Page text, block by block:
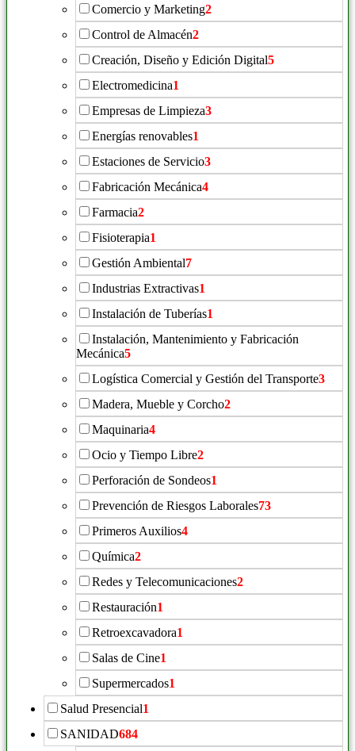
Comercio y Marketing2
Control de Almacén2
Creación, Diseño y Edición Digital5
Electromedicina1
Empresas de Limpieza3
Energías renovables1
Estaciones de Servicio3
Fabricación Mecánica4
Farmacia2
Fisioterapia1
Gestión Ambiental7
Industrias Extractivas1
Instalación de Tuberías1
Instalación, Mantenimiento y Fabricación
Mecánica5
Logística Comercial y Gestión del Transporte3
Madera, Mueble y Corcho2
Maquinaria4
Ocio y Tiempo Libre2
Perforación de Sondeos1
Prevención de Riesgos Laborales73
Primeros Auxilios4
Química2
Redes y Telecomunicaciones2
Restauración1
Retroexcavadora1
Salas de Cine1
Supermercados1
Salud Presencial1
SANIDAD684